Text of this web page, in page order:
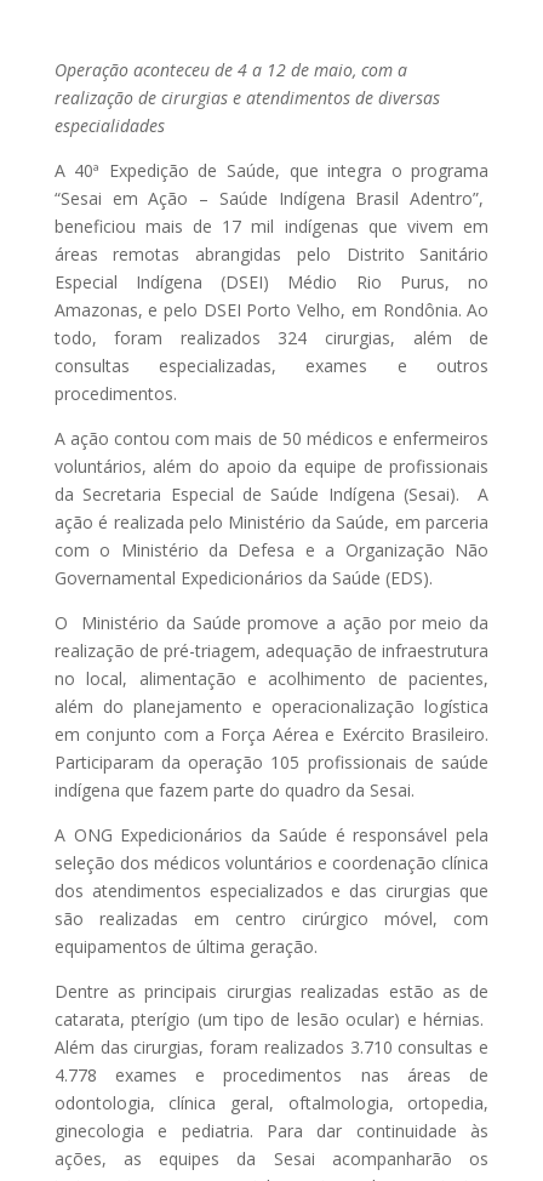
Operação aconteceu de 4 a 12 de maio, com a
realização de cirurgias e atendimentos de diversas
especialidades
A 40ª Expedição de Saúde, que integra o programa
“Sesai em Ação – Saúde Indígena Brasil Adentro”,
beneficiou mais de 17 mil indígenas que vivem em
áreas remotas abrangidas pelo Distrito Sanitário
Especial Indígena (DSEI) Médio Rio Purus, no
Amazonas, e pelo DSEI Porto Velho, em Rondônia. Ao
todo, foram realizados 324 cirurgias, além de
consultas especializadas, exames e outros
procedimentos.
A ação contou com mais de 50 médicos e enfermeiros
voluntários, além do apoio da equipe de profissionais
da Secretaria Especial de Saúde Indígena (Sesai). A
ação é realizada pelo Ministério da Saúde, em parceria
com o Ministério da Defesa e a Organização Não
Governamental Expedicionários da Saúde (EDS).
O Ministério da Saúde promove a ação por meio da
realização de pré-triagem, adequação de infraestrutura
no local, alimentação e acolhimento de pacientes,
além do planejamento e operacionalização logística
em conjunto com a Força Aérea e Exército Brasileiro.
Participaram da operação 105 profissionais de saúde
indígena que fazem parte do quadro da Sesai.
A ONG Expedicionários da Saúde é responsável pela
seleção dos médicos voluntários e coordenação clínica
dos atendimentos especializados e das cirurgias que
são realizadas em centro cirúrgico móvel, com
equipamentos de última geração.
Dentre as principais cirurgias realizadas estão as de
catarata, pterígio (um tipo de lesão ocular) e hérnias.
Além das cirurgias, foram realizados 3.710 consultas e
4.778 exames e procedimentos nas áreas de
odontologia, clínica geral, oftalmologia, ortopedia,
ginecologia e pediatria. Para dar continuidade às
ações, as equipes da Sesai acompanharão os